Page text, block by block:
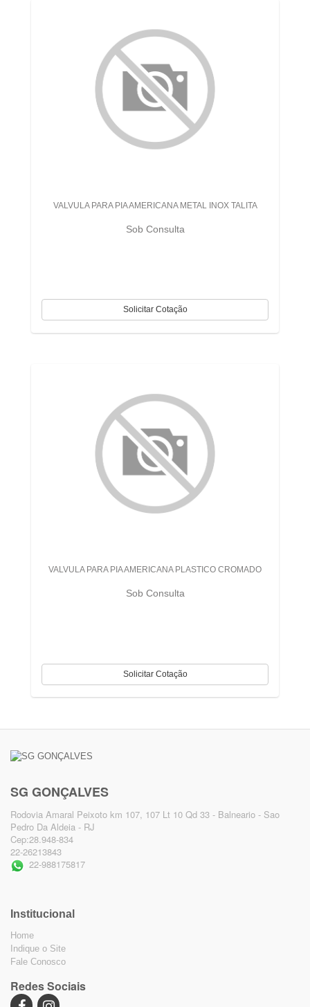
VALVULA PARA PIA AMERICANA METAL INOX TALITA
Sob Consulta
VALVULA PARA PIA AMERICANA PLASTICO CROMADO
Sob Consulta
SG GONÇALVES
Rodovia Amaral Peixoto km 107, 107 Lt 10 Qd 33 - Balneario - Sao
Pedro Da Aldeia - RJ
Cep:28.948-834
22-26213843
22-988175817
Institucional
Home
Indique o Site
Fale Conosco
Redes Sociais